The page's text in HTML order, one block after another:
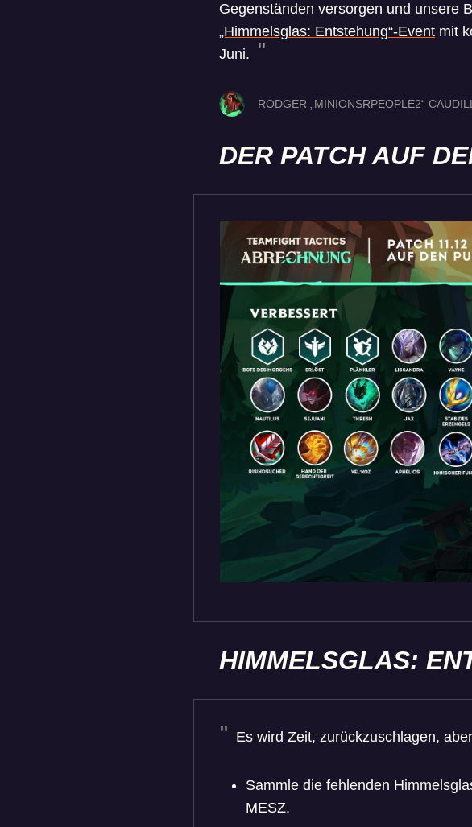
Gegenständen versorgen und unsere
„Himmelsglas: Entstehung“-Event mit
Juni.
RODGER „MINIONSRPEOPLE2“ CAUDILL
DER PATCH AUF
HIMMELSGLAS:
Es wird Zeit, zurückzuschlagen,
Sammle die fehlenden
MESZ.